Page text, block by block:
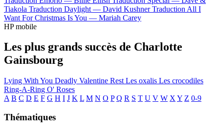
Tiakola Traduction Daylight — David Kushner Traduction All I
Want For Christmas Is You — Mariah Carey
HP mobile
Les plus grands succès de Charlotte
Gainsbourg
Lying With You Deadly Valentine Rest Les oxalis Les crocodiles
Ring-A-Ring O' Roses
A B C D E F G H I J K L M N O P Q R S T U V W X Y Z 0-9
Thématiques